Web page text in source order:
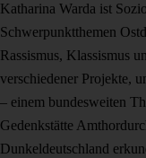
Katharina Warda ist
Schwerpunktthemen
Rassismus, Klassismus
verschiedener Projekte,
– einem bundesweiten
Gedenkstätte
Dunkeldeutschland